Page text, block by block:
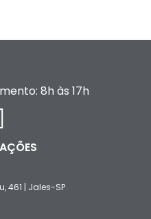
8h às 17h
461 | Jales-SP